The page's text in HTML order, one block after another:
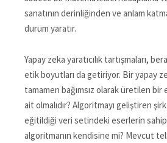
sanatının derinliğinden ve anlam
durum yaratır.
Yapay zeka yaratıcılık tartışmaları,
etik boyutları da getiriyor. Bir yapay
tamamen bağımsız olarak üretilen bir
ait olmalıdır? Algoritmayı geliştiren
eğitildiği veri setindeki eserlerin
algoritmanın kendisine mi? Mevcut